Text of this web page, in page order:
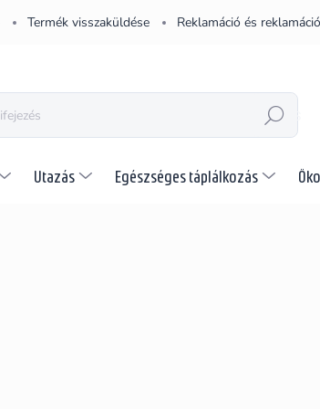
Termék visszaküldése Reklamáció és
KERESÉS
Utazás Egészséges táplálkozás